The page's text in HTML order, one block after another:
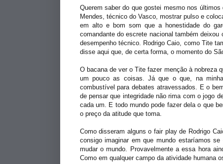
Querem saber do que gostei mesmo nos
Mendes, técnico do Vasco, mostrar pulso e
em alto e bom som que a honestidade do
comandante do escrete nacional também
desempenho técnico. Rodrigo Caio, como Tite
disse aqui que, de certa forma, o momento do
O bacana de ver o Tite fazer menção à nobreza
um pouco as coisas. Já que o que, na
combustível para debates atravessados. E o
de pensar que integridade não rima com o jogo
cada um. E todo mundo pode fazer dela o que
o preço da atitude que toma.
Como disseram alguns o fair play de Rodrigo
consigo imaginar em que mundo estaríamos
mudar o mundo. Provavelmente a essa hora
Como em qualquer campo da atividade humana